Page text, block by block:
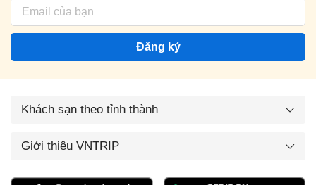
Đăng ký
Khách sạn theo tỉnh thành
Giới thiệu VNTRIP